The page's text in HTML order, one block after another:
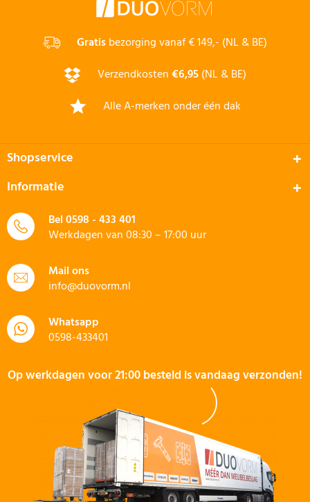
Gratisbezorging vanaf € 149,- (NL & BE)
Verzendkosten€6,95(NL & BE)
Alle A-merken onder één dak
Shopservice
Informatie
Bel0598 - 433 401
Werkdagen van 08:30 – 17:00 uur
Mail ons
info@duovorm.nl
Whatsapp
0598-433401
Op werkdagen voor 21:00 besteld is vandaag verzonden!